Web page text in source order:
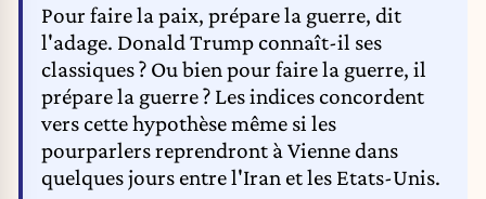
Pour faire la paix, prépare la guerre, dit
l'adage. Donald Trump connaît-il ses
classiques ? Ou bien pour faire la guerre, il
prépare la guerre ? Les indices concordent
vers cette hypothèse même si les
pourparlers reprendront à Vienne dans
quelques jours entre l'Iran et les Etats-Unis.